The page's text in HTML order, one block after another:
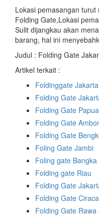
Lokasi pemasangan
Folding Gate,Lokasi
Sulit dijangkau akan
barang, hal ini
Judul : Folding Gate
Artikel terkait :
Foldinggate
Folding Gate
Folding Gate Papua
Folding Gate
Folding Gate
Foling Gate Jambi
Foling gate Bangka
Folding gate Riau
Folding Gate
Folding Gate
Folding Gate Rawa